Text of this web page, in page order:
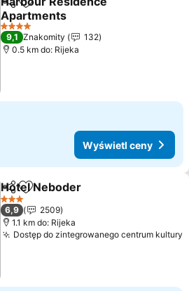
Udostępnij
Dodaj do ulubionych
Apartments
4 Kategoria
9,1 Znakomity
132
0.5 km do: Rijeka
Wyświetl ceny
Udostępnij
Dodaj do ulubionych
Hotel Neboder
3 Kategoria
6,9
2509
1.1 km do: Rijeka
Dostęp do zintegrowanego centrum kultury